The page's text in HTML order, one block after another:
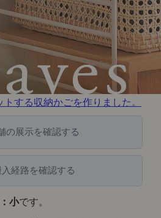
する収納かごを作りました。
の展示を確認する
入経路を確認する
小です。